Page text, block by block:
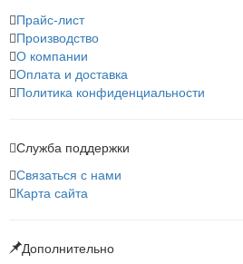
Прайс-лист
Производство
О компании
Оплата и доставка
Политика конфиденциальности
Служба поддержки
Связаться с нами
Карта сайта
Дополнительно